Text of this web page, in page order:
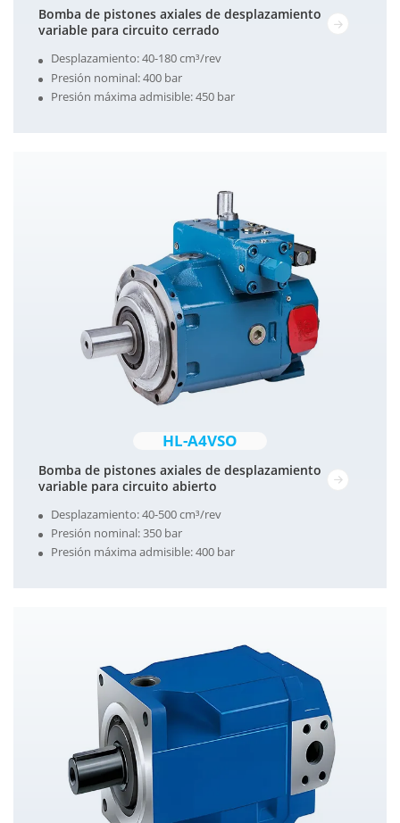
Bomba de pistones axiales de desplazamiento
variable para circuito cerrado
Desplazamiento: 40-180 cm³/rev
Presión nominal: 400 bar
Presión máxima admisible: 450 bar
HL-A4VSO
Bomba de pistones axiales de desplazamiento
variable para circuito abierto
Desplazamiento: 40-500 cm³/rev
Presión nominal: 350 bar
Presión máxima admisible: 400 bar